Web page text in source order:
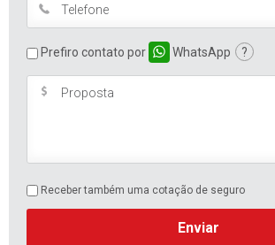
Prefiro contato por WhatsApp ?
Receber também uma cotação de seguro
Enviar